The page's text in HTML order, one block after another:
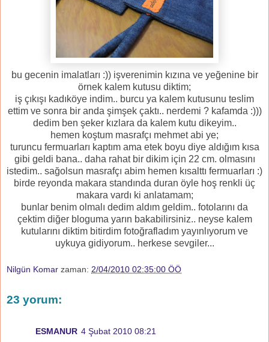
bu gecenin imalatları :)) işverenimin kızına ve yeğenine bir
örnek kalem kutusu diktim;
iş çıkışı kadıköye indim.. burcu ya kalem kutusunu teslim
ettim ve sonra bir anda şimşek çaktı.. nerdemi ? kafamda :)))
dedim ben şeker kızlara da kalem kutu dikeyim..
hemen koştum masrafçı mehmet abi ye;
turuncu fermuarları kaptım ama etek boyu diye aldığım kısa
gibi geldi bana.. daha rahat bir dikim için 22 cm. olmasını
istedim.. sağolsun masrafçı abim hemen kısalttı fermuarları :)
birde reyonda makara standında duran öyle hoş renkli üç
makara vardı ki anlatamam;
bunlar benim olmalı dedim aldım geldim.. fotolarını da
çektim diğer bloguma yarın bakabilirsiniz.. neyse kalem
kutularını diktim bitirdim fotoğrafladım yayınlıyorum ve
uykuya gidiyorum.. herkese sevgiler...
Nilgün Komar zaman: 2/04/2010 02:35:00 ÖÖ
23 yorum:
ESMANUR 4 Şubat 2010 08:21